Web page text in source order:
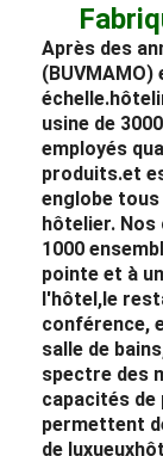
Après des
échelle.hôtel
usine de
employés
produits.et
englobe
hôtelier. Nos
1000
pointe et à
l'hôtel,le
conférence,
salle de
spectre des
capacités de
permettent
de luxueux